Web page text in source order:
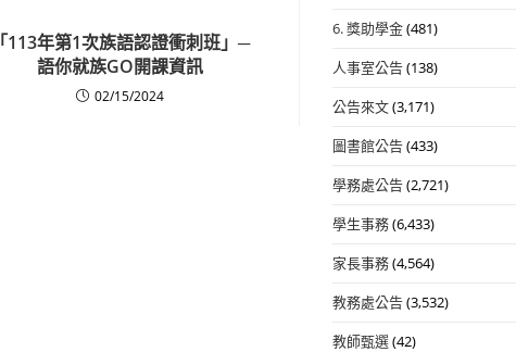
「113年第1次族語認證衝刺班」─
語你就族GO開課資訊
02/15/2024
6. 獎助學金(481)
人事室公告(138)
公告來文(3,171)
圖書館公告(433)
學務處公告(2,721)
學生事務(6,433)
家長事務(4,564)
教務處公告(3,532)
教師甄選(42)